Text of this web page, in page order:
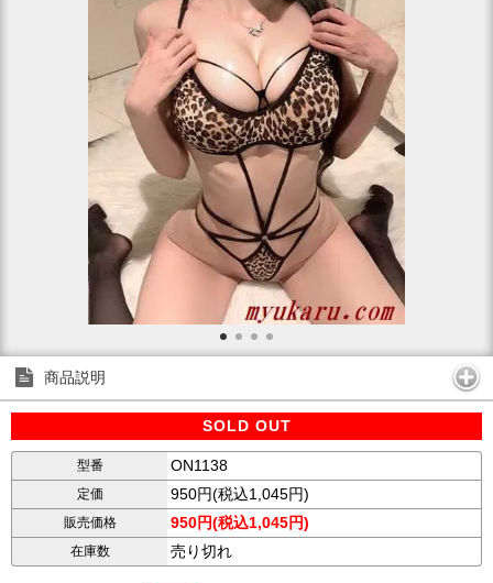
商品説明
SOLD OUT
型番 ON1138
定価 950円(税込1,045円)
販売価格 950円(税込1,045円)
在庫数 売り切れ